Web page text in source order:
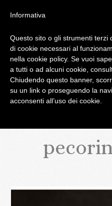
IL BLOG DI
Informativa
Questo sito o gli strumenti terzi
di cookie necessari al
nella cookie policy. Se vuoi
a tutti o ad alcuni cookie,
Chiudendo questo banner,
su un link o proseguendo la
acconsenti all’uso dei cookie.